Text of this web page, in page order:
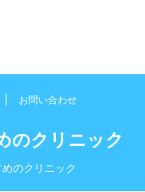
お問い合わせ
のクリニック
のクリニック